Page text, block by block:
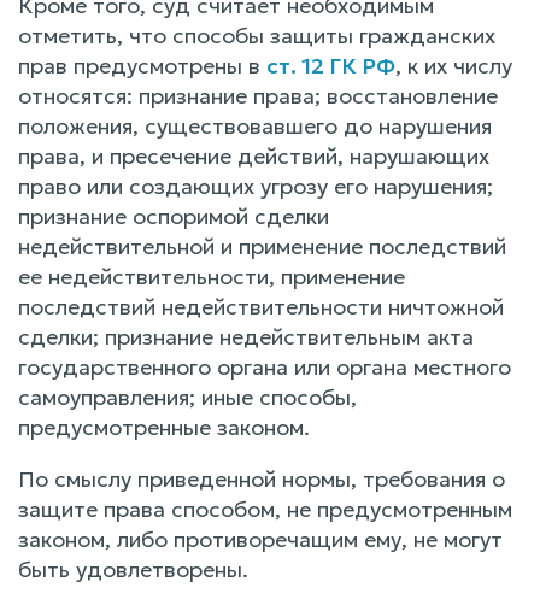
отметить, что способы защиты гражданских
прав предусмотрены в ст. 12 ГК РФ, к их числу
относятся: признание права; восстановление
положения, существовавшего до нарушения
права, и пресечение действий, нарушающих
право или создающих угрозу его нарушения;
признание оспоримой сделки
недействительной и применение последствий
ее недействительности, применение
последствий недействительности ничтожной
сделки; признание недействительным акта
государственного органа или органа местного
самоуправления; иные способы,
предусмотренные законом.
По смыслу приведенной нормы, требования о
защите права способом, не предусмотренным
законом, либо противоречащим ему, не могут
быть удовлетворены.